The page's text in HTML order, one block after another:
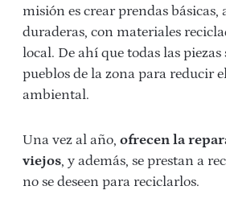
misión es crear prendas básicas,
duraderas, con materiales
local. De ahí que todas las
pueblos de la zona para reducir
ambiental.
Una vez al año, ofrecen la
viejos, y además, se prestan a
no se deseen para reciclarlos.